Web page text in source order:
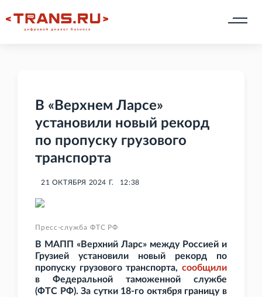
В «Верхнем Ларсе»
установили новый рекорд
по пропуску грузового
транспорта
21 ОКТЯБРЯ 2024 Г. 12:38
Пресс-служба ФТС РФ
В МАПП «Верхний Ларс» между Россией и
Грузией установили новый рекорд по
пропуску грузового транспорта, сообщили
в Федеральной таможенной службе
(ФТС РФ). За сутки 18-го октября границу в